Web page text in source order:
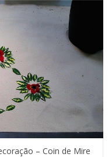
– Coin de Mire